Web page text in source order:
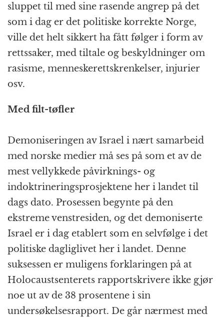
sluppet til med sine rasende angrep på det
som i dag er det politiske korrekte Norge,
ville det helt sikkert ha fått følger i form av
rettssaker, med tiltale og beskyldninger om
rasisme, menneskerettskrenkelser, injurier
osv.
Med filt-tøfler
Demoniseringen av Israel i nært samarbeid
med norske medier må ses på som et av de
mest vellykkede påvirknings- og
indoktrineringsprosjektene her i landet til
dags dato. Prosessen begynte på den
ekstreme venstresiden, og det demoniserte
Israel er i dag etablert som en selvfølge i det
politiske dagliglivet her i landet. Denne
suksessen er muligens forklaringen på at
Holocaustsenterets rapportskrivere ikke gjør
noe ut av de 38 prosentene i sin
undersøkelsesrapport. De går nærmest med